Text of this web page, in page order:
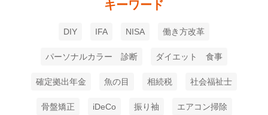
キーワード
DIY IFA NISA 働き方改革
パーソナルカラー 診断 ダイエット 食事
確定拠出年金 魚の目 相続税 社会福祉士
骨盤矯正 iDeCo 振り袖 エアコン掃除